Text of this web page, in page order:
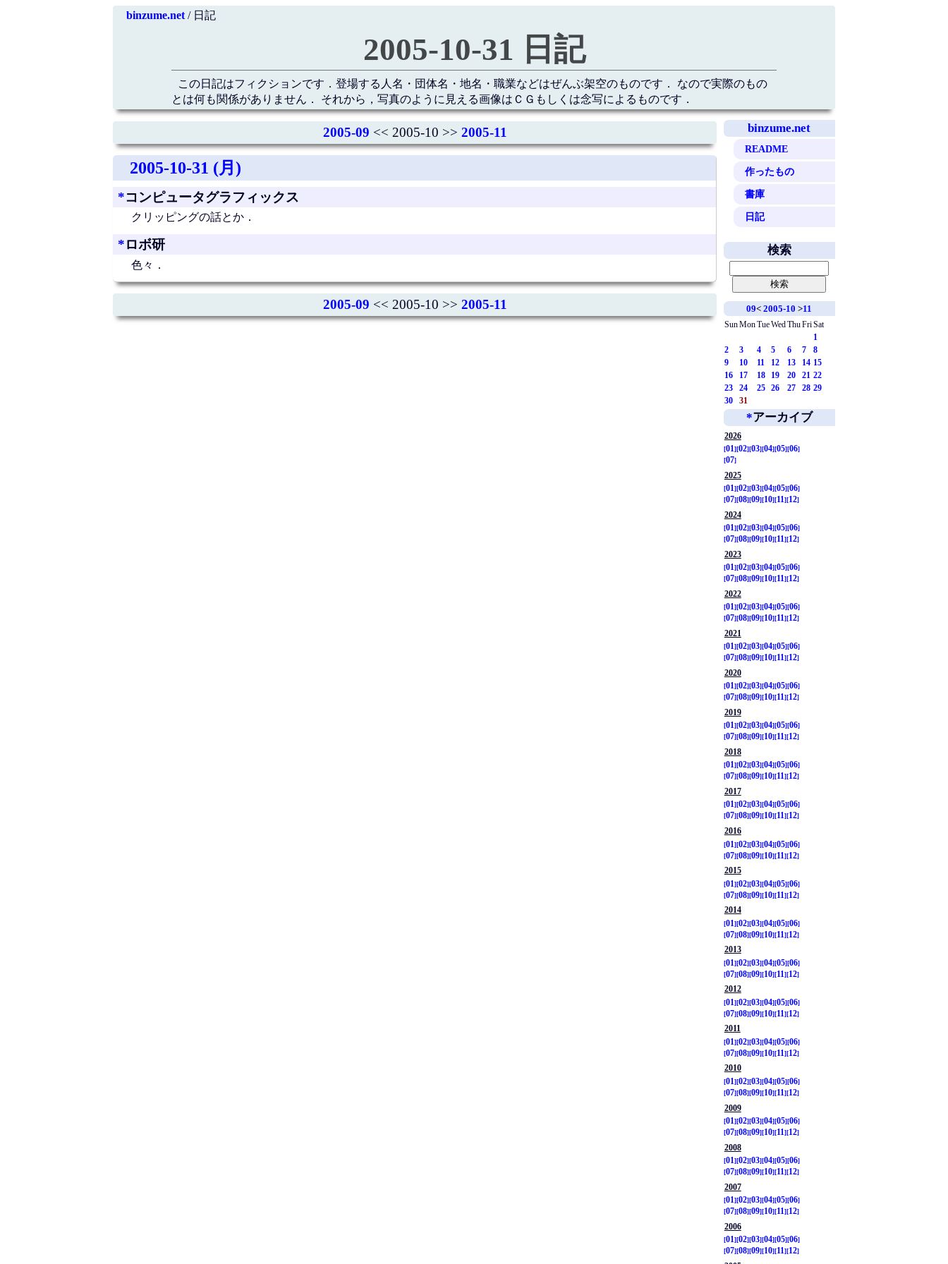
binzume.net/ 日記
2005-10-31 日記
この日記はフィクションです．登場する人名・団体名・地名・職業などはぜんぶ架空のものです． なので実際のもの
とは何も関係がありません． それから，写真のように見える画像はＣＧもしくは念写によるものです．
binzume.net
README
作ったもの
書庫
日記
2005-09 << 2005-10 >> 2005-11
2005-10-31 (月)
*コンピュータグラフィックス
クリッピングの話とか．
*ロボ研
色々．
2005-09 << 2005-10 >> 2005-11
検索
09<2005-10 >11
SunMonTueWed ThuFriSat
1
2
3 4 5 6 7
8
9
10 11 12 13 14 15
16
17 18 19 20 21 22
23
24 25 26 27 28 29
30
31
*アーカイブ
2026
01
02 03 04 05 06
07
2025
01
02 03 04 05 06
07 08 09 10 11
12
2024
01
02 03 04 05 06
07 08 09 10 11
12
2023
01
02 03 04 05 06
07 08 09 10 11
12
2022
01
02 03 04 05 06
07 08 09 10 11
12
2021
01
02 03 04 05 06
07 08 09 10 11
12
2020
01
02 03 04 05 06
07 08 09 10 11
12
2019
01
02 03 04 05 06
07 08 09 10 11
12
2018
01 02 03 04 05 06
07 08 09 10 11 12
2017
01 02 03 04 05 06
07 08 09 10 11 12
2016
01
02 03 04 05 06
07 08 09 10 11
12
2015
01
02 03 04 05 06
07 08 09 10 11
12
2014
01
02 03 04 05 06
07 08 09 10 11
12
2013
01
02 03 04 05 06
07 08 09 10 11
12
2012
01
02 03 04 05 06
07 08 09 10 11
12
2011
01
02 03 04 05 06
07 08 09 10 11
12
2010
01
02 03 04 05 06
07 08 09 10 11
12
2009
01
02 03 04 05 06
07 08 09 10 11
12
2008
01
02 03 04 05 06
07 08 09 10 11
12
2007
01
02 03 04 05 06
07 08 09 10 11
12
2006
01
02 03 04 05 06
07 08 09 10 11
12